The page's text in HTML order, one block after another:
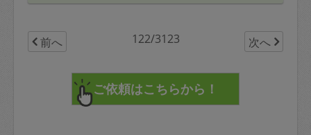
前へ 122/3123 次へ